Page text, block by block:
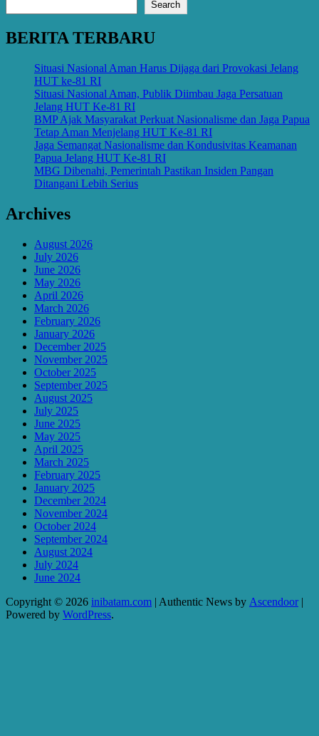
Search
BERITA TERBARU
Situasi Nasional Aman Harus Dijaga dari Provokasi Jelang
HUT ke-81 RI
Situasi Nasional Aman, Publik Diimbau Jaga Persatuan
Jelang HUT Ke-81 RI
BMP Ajak Masyarakat Perkuat Nasionalisme dan Jaga Papua
Tetap Aman Menjelang HUT Ke-81 RI
Jaga Semangat Nasionalisme dan Kondusivitas Keamanan
Papua Jelang HUT Ke-81 RI
MBG Dibenahi, Pemerintah Pastikan Insiden Pangan
Ditangani Lebih Serius
Archives
August 2026
July 2026
June 2026
May 2026
April 2026
March 2026
February 2026
January 2026
December 2025
November 2025
October 2025
September 2025
August 2025
July 2025
June 2025
May 2025
April 2025
March 2025
February 2025
January 2025
December 2024
November 2024
October 2024
September 2024
August 2024
July 2024
June 2024
Copyright © 2026 inibatam.com | Authentic News by Ascendoor|
Powered by WordPress.